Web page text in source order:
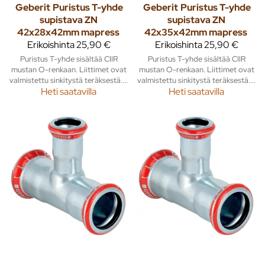
Geberit Puristus T-yhde
supistava ZN
42x28x42mm mapress
Erikoishinta25,90 €
Puristus T-yhde sisältää CIIR
mustan O-renkaan. Liittimet ovat
valmistettu sinkitystä teräksestä....
Heti saatavilla
Geberit Puristus T-yhde
supistava ZN
42x35x42mm mapress
Erikoishinta25,90 €
Puristus T-yhde sisältää CIIR
mustan O-renkaan. Liittimet ovat
valmistettu sinkitystä teräksestä....
Heti saatavilla